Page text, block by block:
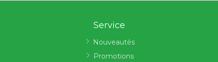
Service
Nouveautés
Promotions